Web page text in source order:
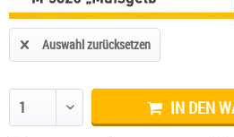
Auswahl zurücksetzen
IN DEN